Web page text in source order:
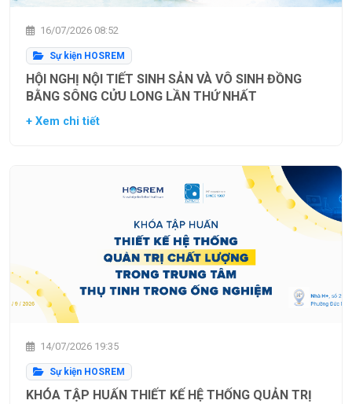
16/07/2026 08:52
Sự kiện HOSREM
HỘI NGHỊ NỘI TIẾT SINH SẢN VÀ VÔ SINH ĐỒNG
BẰNG SÔNG CỬU LONG LẦN THỨ NHẤT
+ Xem chi tiết
14/07/2026 19:35
Sự kiện HOSREM
KHÓA TẬP HUẤN THIẾT KẾ HỆ THỐNG QUẢN TRỊ